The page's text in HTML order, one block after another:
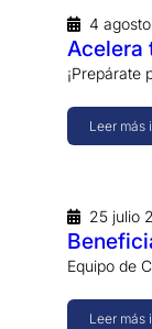
4
Acelera
¡Prepárate
Leer más
25 julio
Equipo de
Leer más